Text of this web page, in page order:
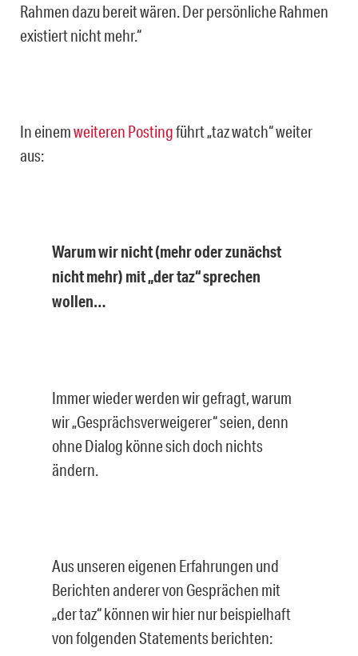
Rahmen dazu bereit wären. Der persönliche Rahmen
existiert nicht mehr.“
In einemweiteren Postingführt „taz watch“ weiter
aus:
Warum wir nicht (mehr oder zunächst
nicht mehr) mit „der taz“ sprechen
wollen…
Immer wieder werden wir gefragt, warum
wir „Gesprächsverweigerer“ seien, denn
ohne Dialog könne sich doch nichts
ändern.
Aus unseren eigenen Erfahrungen und
Berichten anderer von Gesprächen mit
„der taz“ können wir hier nur beispielhaft
von folgenden Statements berichten: